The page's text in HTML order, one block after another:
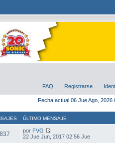
FAQ Registrarse
Fecha actual 06 Jue Ago, 2026
ÚLTIMO MENSAJE
por FVG
22 Jue Jun, 2017 02:56 Jue